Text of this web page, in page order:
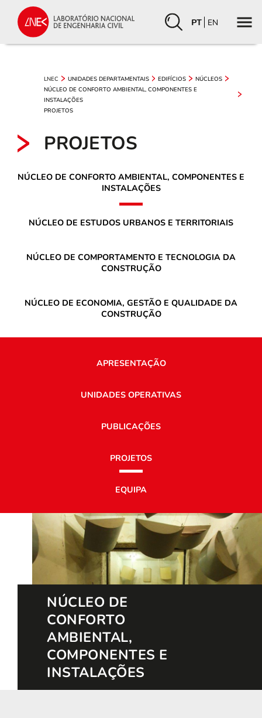
PT EN
LNEC UNIDADES DEPARTAMENTAIS EDIFÍCIOS
NÚCLEOS
NÚCLEO DE CONFORTO AMBIENTAL, COMPONENTES E
INSTALAÇÕES
PROJETOS
PROJETOS
NÚCLEO DE CONFORTO AMBIENTAL, COMPONENTES E
INSTALAÇÕES
NÚCLEO DE ESTUDOS URBANOS E TERRITORIAIS
NÚCLEO DE COMPORTAMENTO E TECNOLOGIA DA
CONSTRUÇÃO
NÚCLEO DE ECONOMIA, GESTÃO E QUALIDADE DA
CONSTRUÇÃO
APRESENTAÇÃO
UNIDADES OPERATIVAS
PUBLICAÇÕES
PROJETOS
EQUIPA
NÚCLEO DE
CONFORTO
AMBIENTAL,
COMPONENTES E
INSTALAÇÕES